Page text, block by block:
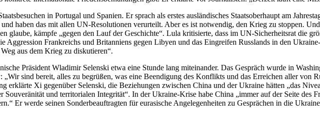
in Portugal und Spanien. Er sprach als erstes ausländisches Staatsoberhaupt am
haben das mit allen UN-Resolutionen verurteilt. Aber es ist notwendig, den Krieg zu stoppen.
glaube, kämpfe „gegen den Lauf der Geschichte“. Lula kritisierte, dass im UN-Sicherheitsrat die
Aggression Frankreichs und Britanniens gegen Libyen und das Eingreifen Russlands in den
aus dem Krieg zu diskutieren“.
Präsident Wladimir Selenski etwa eine Stunde lang miteinander. Das Gespräch wurde in
„Wir sind bereit, alles zu begrüßen, was eine Beendigung des Konflikts und das Erreichen aller von
erklärte Xi gegenüber Selenski, die Beziehungen zwischen China und der Ukraine hätten „das
Souveränität und territorialen Integrität“. In der Ukraine-Krise habe China „immer auf der Seite des
Er werde seinen Sonderbeauftragten für eurasische Angelegenheiten zu Gesprächen in die